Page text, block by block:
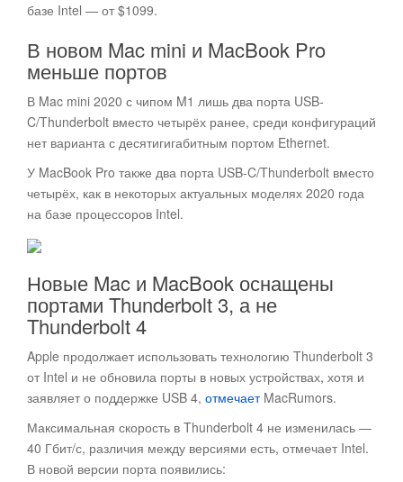
базе Intel — от $1099.
В новом Mac mini и MacBook Pro
меньше портов
В Mac mini 2020 с чипом M1 лишь два порта USB-
C/Thunderbolt вместо четырёх ранее, среди конфигураций
нет варианта с десятигигабитным портом Ethernet.
У MacBook Pro также два порта USB-C/Thunderbolt вместо
четырёх, как в некоторых актуальных моделях 2020 года
на базе процессоров Intel.
Новые Mac и MacBook оснащены
портами Thunderbolt 3, а не
Thunderbolt 4
Apple продолжает использовать технологию Thunderbolt 3
от Intel и не обновила порты в новых устройствах, хотя и
заявляет о поддержке USB 4, отмечаетMacRumors.
Максимальная скорость в Thunderbolt 4 не изменилась —
40 Гбит/с, различия между версиями есть, отмечает Intel.
В новой версии порта появились: